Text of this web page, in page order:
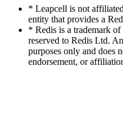
* Leapcell is not
entity that provides a
* Redis is a trademark
reserved to Redis Ltd.
purposes only and does
endorsement, or